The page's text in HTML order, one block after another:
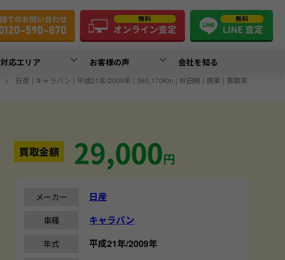
対応エリア お客様の声 会社を知る
> 日産 | キャラバン | 平成21年/2009年 | 365,170Km | 秋田県 | 廃車 | 買取実
買取金額 29,000円
メーカー 日産
車種 キャラバン
年式 平成21年/2009年